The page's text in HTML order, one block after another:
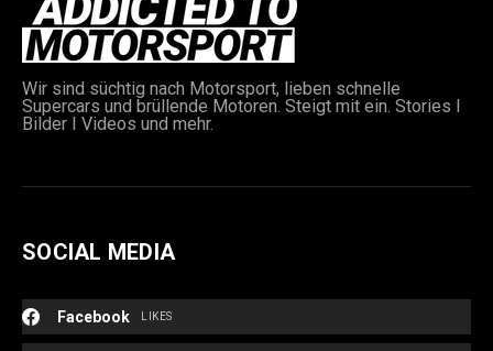
Wir sind süchtig nach Motorsport, lieben schnelle
Supercars und brüllende Motoren. Steigt mit ein. Stories I
Bilder I Videos und mehr.
SOCIAL MEDIA
Facebook LIKES